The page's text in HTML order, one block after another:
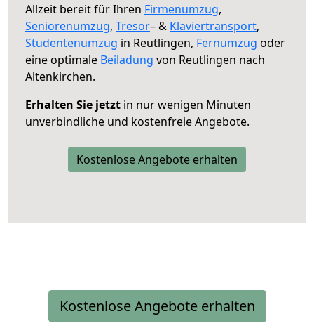
Allzeit bereit für Ihren Firmenumzug,
Seniorenumzug, Tresor– & Klaviertransport,
Studentenumzug in Reutlingen, Fernumzug oder
eine optimale Beiladung von Reutlingen nach
Altenkirchen.
Erhalten Sie jetzt in nur wenigen Minuten
unverbindliche und kostenfreie Angebote.
Kostenlose Angebote erhalten
Kostenlose Angebote erhalten